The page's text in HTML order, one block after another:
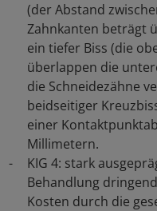
(der Abstand
Zahnkanten beträgt
ein tiefer Biss (die
überlappen die
die Schneidezähne
beidseitiger
einer
Millimetern.
KIG 4: stark
Behandlung
Kosten durch die